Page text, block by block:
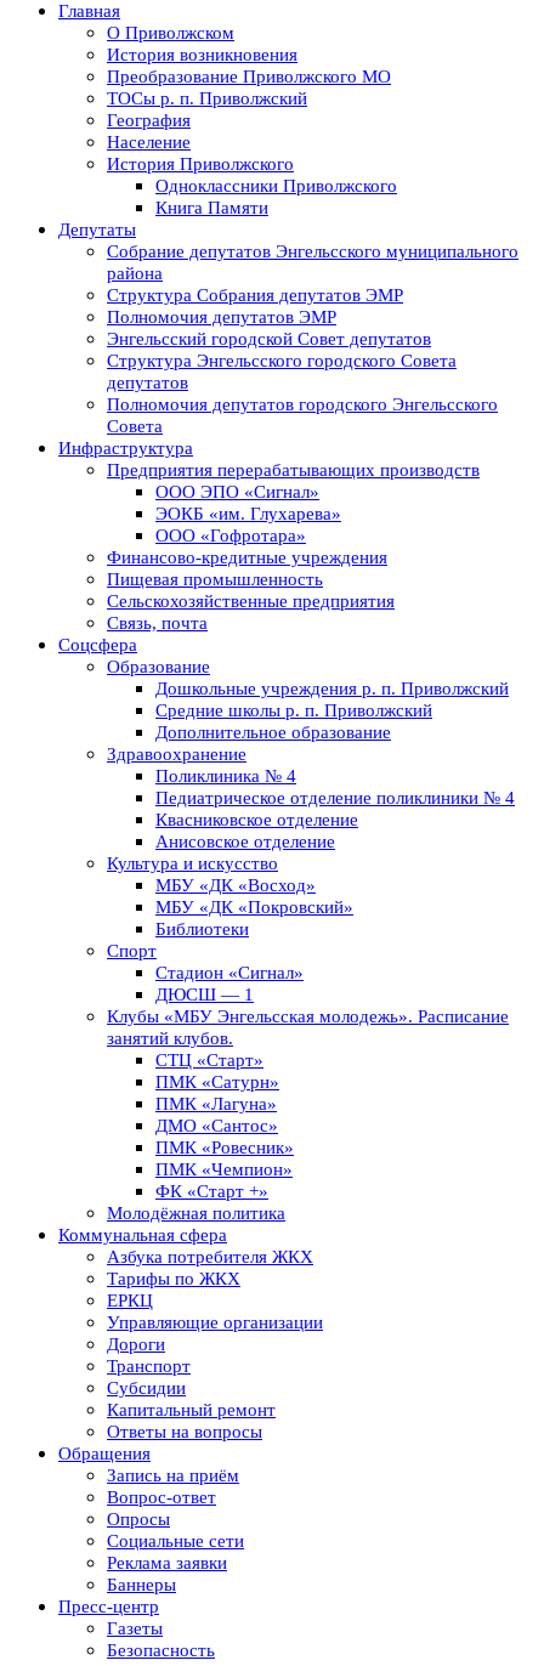
Главная
О Приволжском
История возникновения
Преобразование Приволжского МО
ТОСы р. п. Приволжский
География
Население
История Приволжского
Одноклассники Приволжского
Книга Памяти
Депутаты
Собрание депутатов Энгельсского муниципального
района
Структура Собрания депутатов ЭМР
Полномочия депутатов ЭМР
Энгельсский городской Совет депутатов
Структура Энгельсского городского Совета
депутатов
Полномочия депутатов городского Энгельсского
Совета
Инфраструктура
Предприятия перерабатывающих производств
ООО ЭПО «Сигнал»
ЭОКБ «им. Глухарева»
ООО «Гофротара»
Финансово-кредитные учреждения
Пищевая промышленность
Сельскохозяйственные предприятия
Связь, почта
Соцсфера
Образование
Дошкольные учреждения р. п. Приволжский
Средние школы р. п. Приволжский
Дополнительное образование
Здравоохранение
Поликлиника № 4
Педиатрическое отделение поликлиники № 4
Квасниковское отделение
Анисовское отделение
Культура и искусство
МБУ «ДК «Восход»
МБУ «ДК «Покровский»
Библиотеки
Спорт
Стадион «Сигнал»
ДЮСШ — 1
Клубы «МБУ Энгельсская молодежь». Расписание
занятий клубов.
СТЦ «Старт»
ПМК «Сатурн»
ПМК «Лагуна»
ДМО «Сантос»
ПМК «Ровесник»
ПМК «Чемпион»
ФК «Старт +»
Молодёжная политика
Коммунальная сфера
Азбука потребителя ЖКХ
Тарифы по ЖКХ
ЕРКЦ
Управляющие организации
Дороги
Транспорт
Субсидии
Капитальный ремонт
Ответы на вопросы
Обращения
Запись на приём
Вопрос-ответ
Опросы
Социальные сети
Реклама заявки
Баннеры
Пресс-центр
Газеты
Безопасность